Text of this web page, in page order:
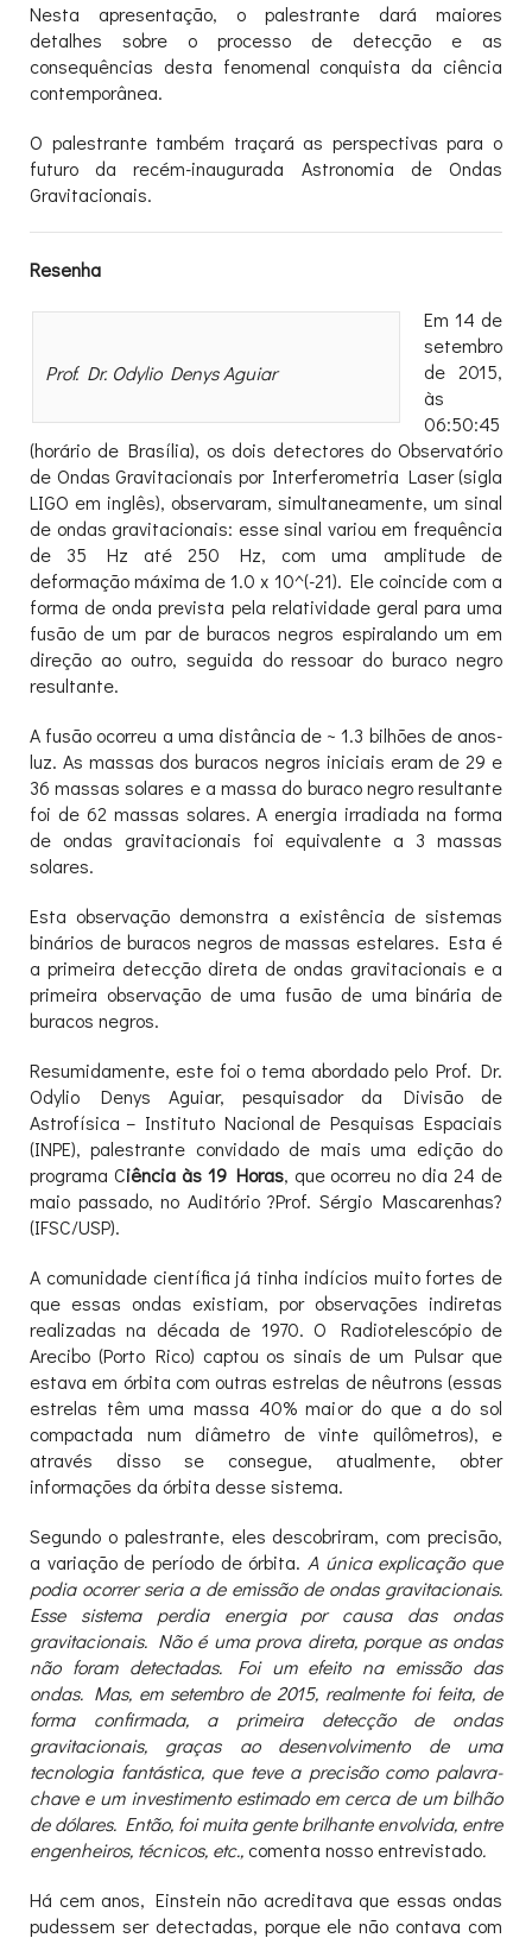
Nesta apresentação, o palestrante dará maiores
detalhes sobre o processo de detecção e as
consequências desta fenomenal conquista da ciência
contemporânea.
O palestrante também traçará as perspectivas para o
futuro da recém-inaugurada Astronomia de Ondas
Gravitacionais.
Resenha
Prof. Dr. Odylio Denys Aguiar
Em 14 de
setembro
de 2015,
às
06:50:45
(horário de Brasília), os dois detectores do Observatório
de Ondas Gravitacionais por Interferometria Laser (sigla
LIGO em inglês), observaram, simultaneamente, um sinal
de ondas gravitacionais: esse sinal variou em frequência
de 35 Hz até 250 Hz, com uma amplitude de
deformação máxima de 1.0 x 10^(-21). Ele coincide com a
forma de onda prevista pela relatividade geral para uma
fusão de um par de buracos negros espiralando um em
direção ao outro, seguida do ressoar do buraco negro
resultante.
A fusão ocorreu a uma distância de ~ 1.3 bilhões de anos-
luz. As massas dos buracos negros iniciais eram de 29 e
36 massas solares e a massa do buraco negro resultante
foi de 62 massas solares. A energia irradiada na forma
de ondas gravitacionais foi equivalente a 3 massas
solares.
Esta observação demonstra a existência de sistemas
binários de buracos negros de massas estelares. Esta é
a primeira detecção direta de ondas gravitacionais e a
primeira observação de uma fusão de uma binária de
buracos negros.
Resumidamente, este foi o tema abordado pelo Prof. Dr.
Odylio Denys Aguiar, pesquisador da Divisão de
Astrofísica – Instituto Nacional de Pesquisas Espaciais
(INPE), palestrante convidado de mais uma edição do
programa Ciência às 19 Horas, que ocorreu no dia 24 de
maio passado, no Auditório ?Prof. Sérgio Mascarenhas?
(IFSC/USP).
A comunidade científica já tinha indícios muito fortes de
que essas ondas existiam, por observações indiretas
realizadas na década de 1970. O Radiotelescópio de
Arecibo (Porto Rico) captou os sinais de um Pulsar que
estava em órbita com outras estrelas de nêutrons (essas
estrelas têm uma massa 40% maior do que a do sol
compactada num diâmetro de vinte quilômetros), e
através disso se consegue, atualmente, obter
informações da órbita desse sistema.
Segundo o palestrante, eles descobriram, com precisão,
a variação de período de órbita. A única explicação que
podia ocorrer seria a de emissão de ondas gravitacionais.
Esse sistema perdia energia por causa das ondas
gravitacionais. Não é uma prova direta, porque as ondas
não foram detectadas. Foi um efeito na emissão das
ondas. Mas, em setembro de 2015, realmente foi feita, de
forma confirmada, a primeira detecção de ondas
gravitacionais, graças ao desenvolvimento de uma
tecnologia fantástica, que teve a precisão como palavra-
chave e um investimento estimado em cerca de um bilhão
de dólares. Então, foi muita gente brilhante envolvida, entre
engenheiros, técnicos, etc., comenta nosso entrevistado.
Há cem anos, Einstein não acreditava que essas ondas
pudessem ser detectadas, porque ele não contava com